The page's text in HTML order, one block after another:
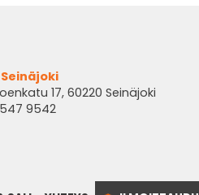
17, 60220 Seinäjoki
9542